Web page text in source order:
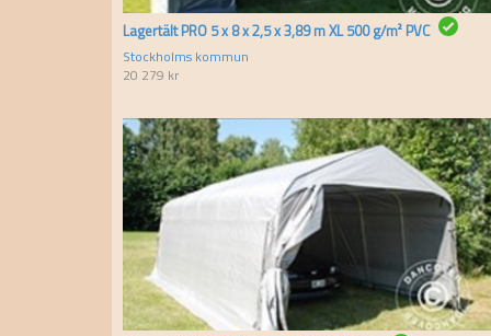
Lagertält PRO 5 x 8 x 2,5 x 3,89 m XL 500 g/m² PVC
Stockholms kommun
20 279 kr